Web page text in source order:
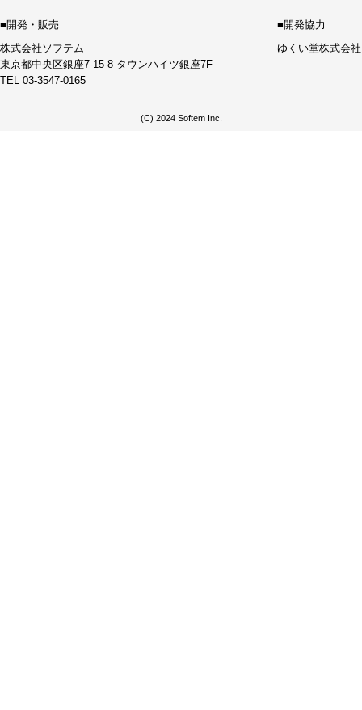
■開発・販売
株式会社ソフテム
東京都中央区銀座7-15-8 タウンハイツ銀座7F
TEL 03-3547-0165
■開発協力
ゆくい堂株式会社
(C) 2024 Softem Inc.